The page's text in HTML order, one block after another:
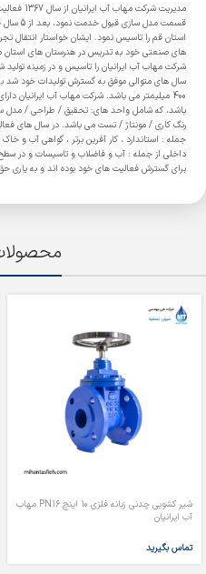
مدیریت
استان قم را تاسیس نمود. ایشان خواستار انتقال
شرکت مهاب آب ایرانیان را تاسیس و در زمینه
400 میلیمتر می باشد. شرکت مهاب آب ایرانیان
باشد، که شامل واحد های: تحقیق / طراحی / مدل
رنگ کاری / مونتاژ / تست می باشد. در سال های
جمله : استاندارد ، کار آفرین برتر ، گواهی آب
داخلی از جمله : آب و فاضلاب و تاسیسات و در سطح
برای گسترش فعالیت های خود بوده اند و به یاری
شیر کشویی چدنی زبانه فلزی 10 اینچ PN16 مهاب
آب ایرانیان
تماس بگیرید